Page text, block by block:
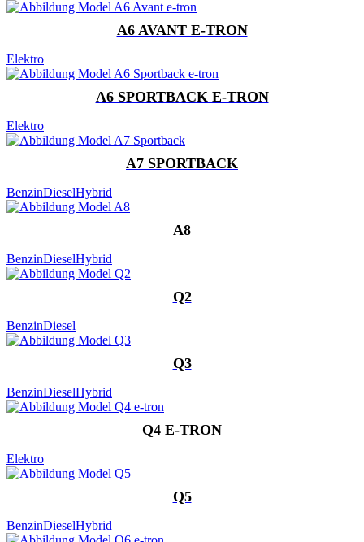
A6 AVANT E-TRON
Elektro
A6 SPORTBACK E-TRON
Elektro
A7 SPORTBACK
BenzinDieselHybrid
A8
BenzinDieselHybrid
Q2
BenzinDiesel
Q3
BenzinDieselHybrid
Q4 E-TRON
Elektro
Q5
BenzinDieselHybrid